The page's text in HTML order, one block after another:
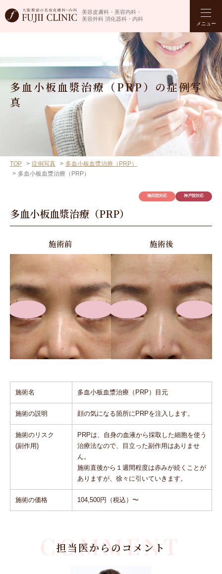
美容皮膚科・美容内科・
美容外科 消化器科・内科
メニュー
多血小板血漿治療（PRP）の症例写
真
TOP 症例写真
多血小板血漿治療（PRP）
多血小板血漿治療（PRP）
多血小板血漿治療（PRP）
梅田院対応 神戸院対応
施術前 施術後
施術名 多血小板血漿治療（PRP）目元
施術の説明 顔の気になる箇所にPRPを注入します。
施術のリスク
(副作用)
PRPは、⾃⾝の⾎液から採取した細胞を使う
治療法なので、⽬⽴った副作⽤はありませ
ん。
施術直後から１週間程度は⾚みが続くことが
ありますが、徐々に引いていきます。
施術の価格 104,500円（税込）〜
担当医からのコメント
COMMENT